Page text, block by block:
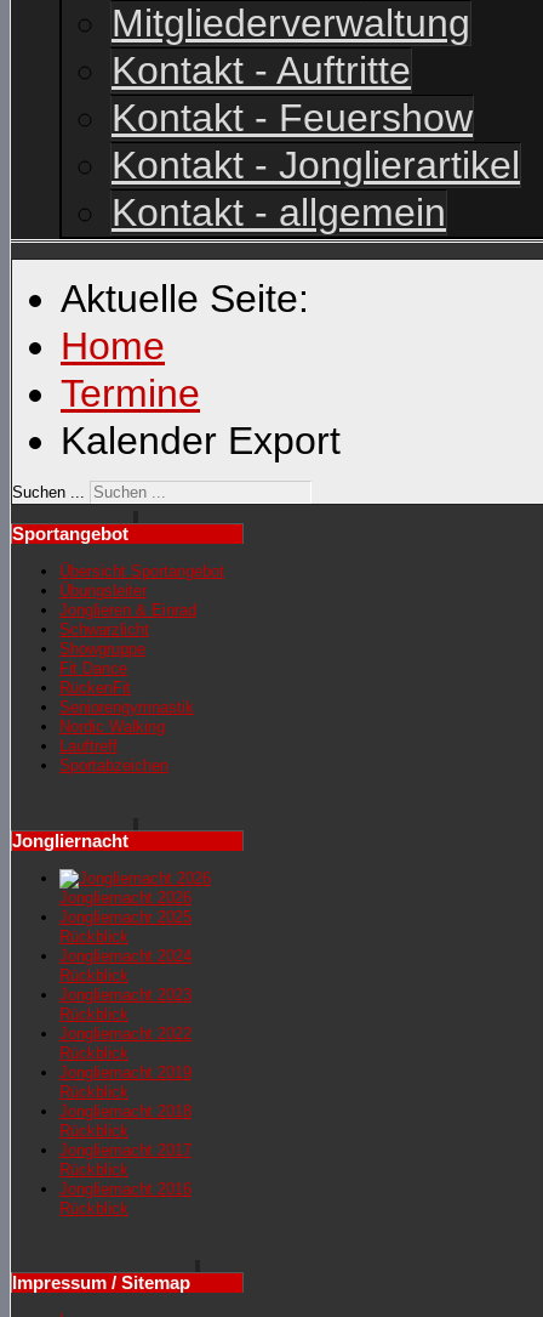
Mitgliederverwaltung
Kontakt - Auftritte
Kontakt - Feuershow
Kontakt - Jonglierartikel
Kontakt - allgemein
Aktuelle Seite:
Home
Termine
Kalender Export
Suchen ...
Sportangebot
Übersicht Sportangebot
Übungsleiter
Jonglieren & Einrad
Schwarzlicht
Showgruppe
Fit Dance
RückenFit
Seniorengymnastik
Nordic Walking
Lauftreff
Sportabzeichen
Jongliernacht
Jongliernacht 2026
Jongliernachr 2025
Rückblick
Jongliernacht 2024
Rückblick
Jongliernacht 2023
Rückblick
Jongliernacht 2022
Rückblick
Jongliernacht 2019
Rückblick
Jongliernacht 2018
Rückblick
Jongliernacht 2017
Rückblick
Jongliernacht 2016
Rückblick
Impressum / Sitemap